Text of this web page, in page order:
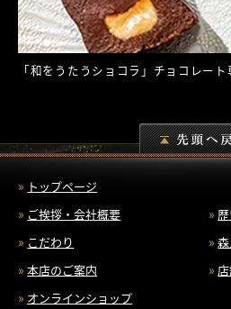
「和をうたうショコラ」チョコレート
トップページ
ご挨拶・会社概要
こだわり
本店のご案内
オンラインショップ